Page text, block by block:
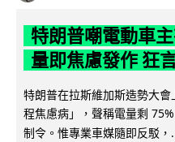
特朗普嘲電動車
量即焦慮發作 狂
特朗普在拉斯維加斯造勢大
程焦慮病」，聲稱電量剩
制令。惟專業車媒隨即反駁，